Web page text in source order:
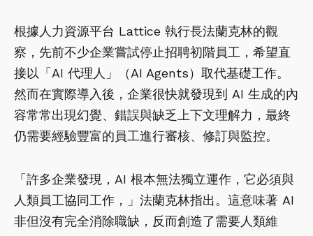
根據人力資源平台 Lattice 執行長法蘭克林的觀
察，先前不少企業嘗試停止招聘初階員工，希望直
接以「AI 代理人」（AI Agents）取代基礎工作。
然而在實際導入後，企業很快就發現到 AI 生成的內
容常常出現幻覺、錯誤與缺乏上下文理解力，最終
仍需要經驗豐富的員工進行審核、修訂與監控。
「許多企業發現，AI 根本無法獨立運作，它必須與
人類員工協同工作，」法蘭克林指出。這意味著 AI
非但沒有完全消除職缺，反而創造了需要人類維